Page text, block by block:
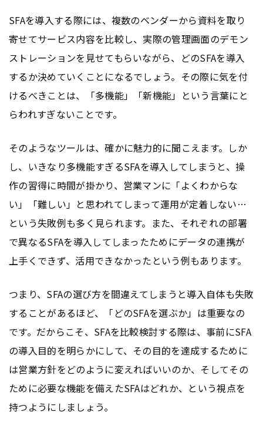
SFAを導入する際には、複数のベンダーから資料を取り
寄せてサービス内容を比較し、実際の管理画面のデモン
ストレーションを見せてもらいながら、どのSFAを導入
するか決めていくことになるでしょう。その際に気を付
けるべきことは、「多機能」「新機能」という言葉にと
らわれすぎないことです。
そのようなツールは、確かに魅力的に聞こえます。しか
し、いきなり多機能すぎるSFAを導入してしまうと、操
作の習得に時間が掛かり、営業マンに「よくわからな
い」「難しい」と思われてしまって運用が定着しない…
という失敗例も多く見られます。また、それぞれの部署
で異なるSFAを導入してしまったためにデータの連携が
上手くできず、活用できなかったという例もあります。
つまり、SFAの選び方を間違えてしまうと導入自体も失敗
することがあるほど、「どのSFAを選ぶか」は重要なの
です。だからこそ、SFAを比較検討する際は、事前にSFA
の導入目的を明らかにして、その目的を達成するために
は営業方針をどのように変えればいいのか、そしてその
ために必要な機能を備えたSFAはどれか、という視点を
持つようにしましょう。